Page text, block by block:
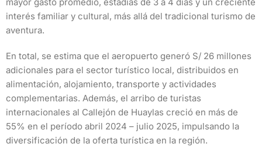
interés familiar y cultural, más allá del tradicional turismo de
aventura.
En total, se estima que el aeropuerto generó S/ 26 millones
adicionales para el sector turístico local, distribuidos en
alimentación, alojamiento, transporte y actividades
complementarias. Además, el arribo de turistas
internacionales al Callejón de Huaylas creció en más de
55% en el período abril 2024 – julio 2025, impulsando la
diversificación de la oferta turística en la región.